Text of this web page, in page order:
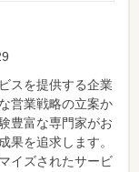
スを提供する企業
営業戦略の立案か
豊富な専門家がお
果を追求します。
イズされたサービ